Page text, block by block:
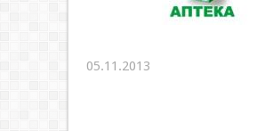
05.11.2013